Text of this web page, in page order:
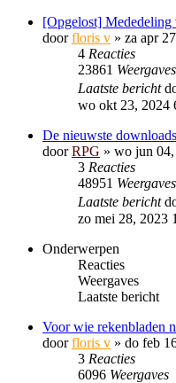
[Opgelost] Mededeling
doorfloris v » za apr
4 Reacties
23861 Weergaves
Laatste bericht
wo okt 23, 2024
De nieuwste
doorRPG » wo jun
3 Reacties
48951 Weergaves
Laatste bericht
zo mei 28, 2023
Onderwerpen
Reacties
Weergaves
Laatste bericht
Voor wie rekenbladen
doorfloris v » do feb
3 Reacties
6096 Weergaves